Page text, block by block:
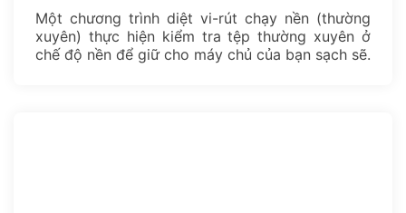
Một chương trình diệt vi-rút chạy nền (thường
xuyên) thực hiện kiểm tra tệp thường xuyên ở
chế độ nền để giữ cho máy chủ của bạn sạch sẽ.